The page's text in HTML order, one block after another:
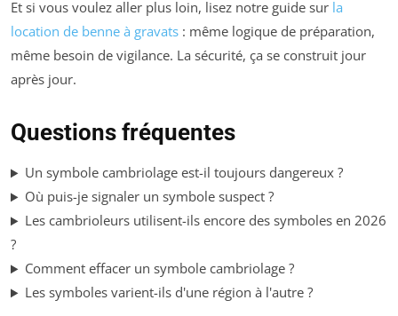
Et si vous voulez aller plus loin, lisez notre guide sur la
location de benne à gravats : même logique de préparation,
même besoin de vigilance. La sécurité, ça se construit jour
après jour.
Questions fréquentes
Un symbole cambriolage est-il toujours dangereux ?
Où puis-je signaler un symbole suspect ?
Les cambrioleurs utilisent-ils encore des symboles en 2026
?
Comment effacer un symbole cambriolage ?
Les symboles varient-ils d'une région à l'autre ?